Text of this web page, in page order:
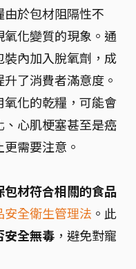
於包材阻隔性不
化變質的現象。通
內加入脫氧劑，成
了消費者滿意度。
氧化的乾糧，可能會
心肌梗塞甚至是癌
需要注意。
包材符合相關的食品
安全衛生管理法 。此
安全無毒 ，避免對寵